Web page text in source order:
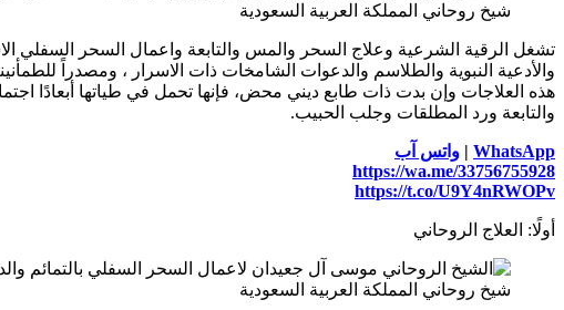
شيخ روحاني المملكة العربية السعودية
تشغل الرقية الشرعية وعلاج السحر والمس والتابعة واعمال السحر السفلي
والأدعية النبوية والطلاسم والدعوات الشامخات ذات الاسرار ، ومصدراً
هذه العلاجات وإن بدت ذات طابع ديني محض، فإنها تحمل في طياتها أبعادًا
والتابعة ورد المطلقات وجلب الحبيب.
WhatsApp
| واتس آب
https://wa.me/33756755928
https://t.co/U9Y4nRWOPv
أولًا: العلاج الروحاني
شيخ روحاني المملكة العربية السعودية